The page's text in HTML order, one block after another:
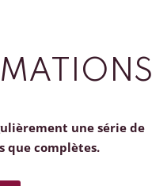
une série de
que complètes.